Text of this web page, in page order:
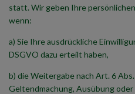
statt. Wir geben Ihre
wenn:
a) Sie Ihre ausdrückliche
DSGVO dazu erteilt haben,
b) die Weitergabe nach Art. 6
Geltendmachung, Ausübung